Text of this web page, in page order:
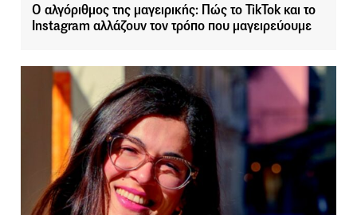
Ο αλγόριθμος της μαγειρικής: Πώς το TikTok και το
Instagram αλλάζουν τον τρόπο που μαγειρεύουμε